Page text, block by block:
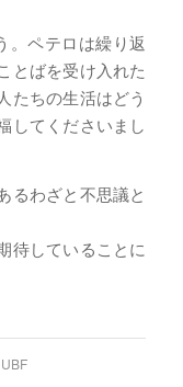
。ペテロは繰り返
とばを受け入れた
たちの生活はどう
してくださいまし
るわざと不思議と
待していることに
UBF